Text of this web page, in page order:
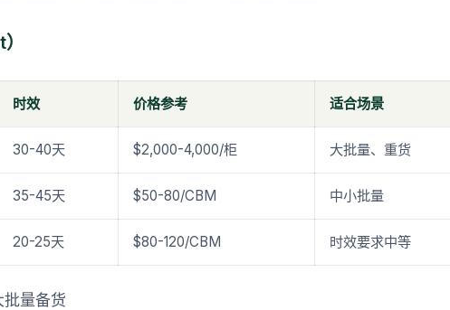
时效 价格参考 适合场景
30-40天 $2,000-4,000/柜 大批量、重货
35-45天 $50-80/CBM 中小批量
20-25天 $80-120/CBM 时效要求中等
量备货